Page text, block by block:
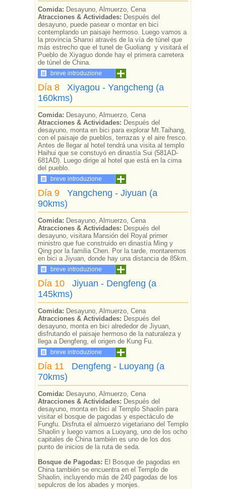
Comida: Desayuno, Almuerzo, Cena
Atracciones & Actividades: Después del
desayuno, puede pasear o montar en bici
contemplando un paisaje hermoso. Luego vamos a
la provincia Shanxi através de la vía de túnel que
más estrecho que el tunel de Guoliang y visitará el
Pueblo de Xiyaguo donde hay el primera carretera
de túnel de China.
breve introduzione
Día 8
Xiyagou - Yangcheng (a
160kms)
Comida: Desayuno, Almuerzo, Cena
Atracciones & Actividades: Después del
desayuno, monta en bici para explorar Mt.Taihang,
con el paisaje de pueblos, terrazas y el aire fresco.
Antes de llegar al hotel tendrá una visita al templo
Haihui que se constuyó en dinastía Sui (581AD-
681AD). Luego dirige al hotel que está en la cima
del pueblo.
breve introduzione
Día 9
Yangcheng - Jiyuan (a
90kms)
Comida: Desayuno, Almuerzo, Cena
Atracciones & Actividades: Después del
desayuno, visitara Mansión del Royal primer
ministro que fue construido en dinastía Ming y
Qing por la familia Chen. Por la tarde, montaremos
en bici a Jiyuan, donde hay una distancia de 85km.
breve introduzione
Día 10
Jiyuan - Dengfeng (a
145kms)
Comida: Desayuno, Almuerzo, Cena
Atracciones & Actividades: Después del
desayuno, monta en bici alrededor de Jiyuan,
disfrutando el paisaje hermoso de la naturaleza y
llega a Dengfeng, el origen de Kung Fu.
breve introduzione
Día 11
Dengfeng - Luoyang (a
70kms)
Comida: Desayuno, Almuerzo, Cena
Atracciones & Actividades: Después del
desayuno, monta en bici al Templo Shaolin para
visitar el bosque de pagodas y espectáculo de
Fungfu. Disfruta el almuerzo vigetariano del Templo
Shaolin y luego vamos a Luoyang, uno de los ocho
capitales de China también es uno de los dos
punto de inicios de la ruta de seda.
Bosque de Pagodas: El Bosque de pagodas en
China también se encuentra en el Templo de
Shaolin, incluyendo más de 240 pagodas de los
sepulcros de los abades y monjes.